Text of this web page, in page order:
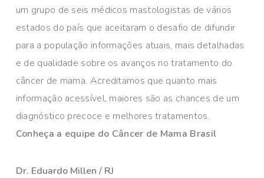
um grupo de seis médicos mastologistas de vários
estados do país que aceitaram o desafio de difundir
para a população informações atuais, mais detalhadas
e de qualidade sobre os avanços no tratamento do
câncer de mama. Acreditamos que quanto mais
informação acessível, maiores são as chances de um
diagnóstico precoce e melhores tratamentos.
Conheça a equipe do Câncer de Mama Brasil
Dr. Eduardo Millen / RJ